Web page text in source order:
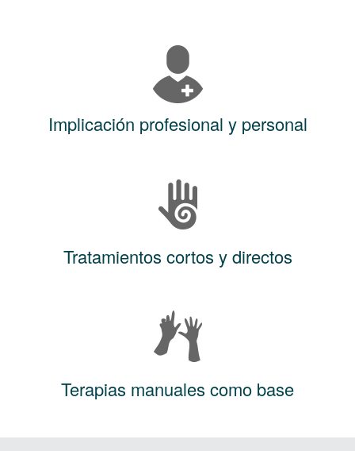
Implicación profesional y personal
Tratamientos cortos y directos
Terapias manuales como base